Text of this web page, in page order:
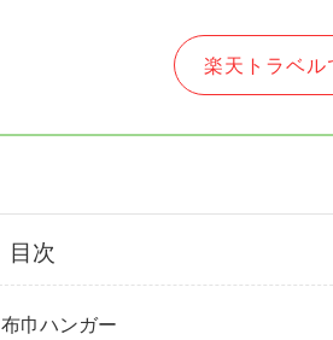
楽天トラベ
目次
布巾ハンガー